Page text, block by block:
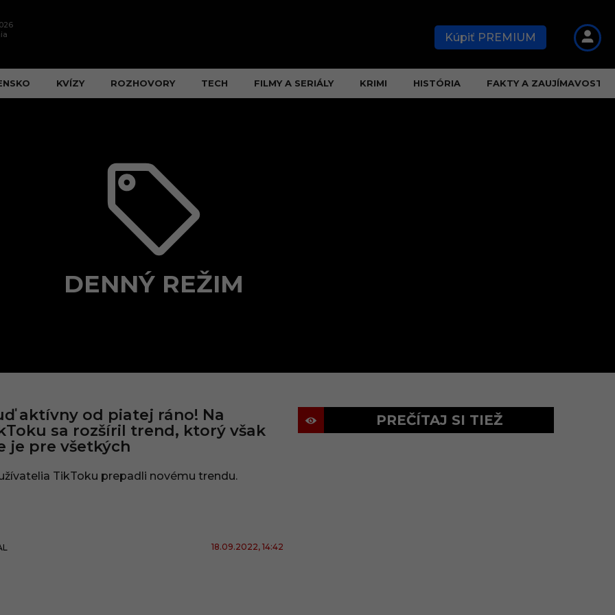
Kúpiť PREMIUM
KVÍZY ROZHOVORY TECH FILMY A SERIÁLY KRIMI HISTÓRIA FAKTY A ZAUJÍMAVOSTI
DENNÝ REŽIM
aktívny od piatej ráno! Na
sa rozšíril trend, ktorý však
je pre všetkých
TikToku prepadli novému trendu.
18.09.2022, 14:42
PREČÍTAJ SI TIEŽ